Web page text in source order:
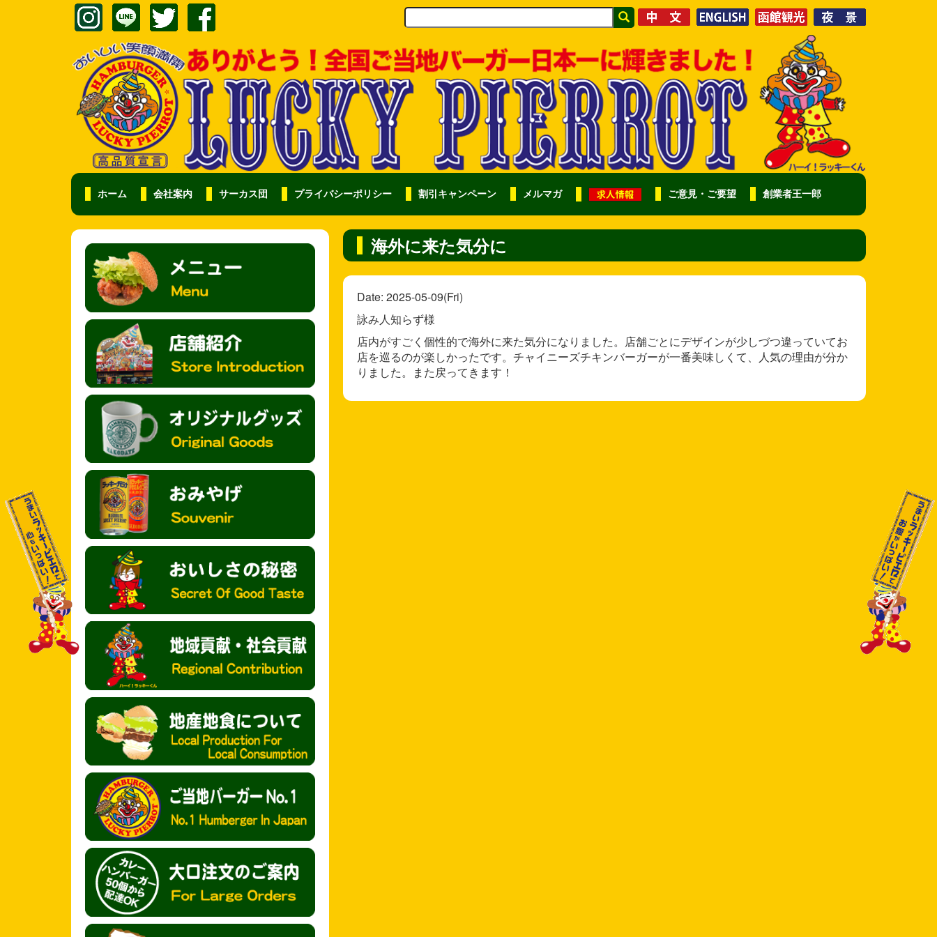
ホーム 会社案内 サーカス団 プライバシーポリシー 割引キャンペーン メルマガ ご意見・ご要望 創業者王一郎
海外に来た気分に
Date: 2025-05-09(Fri)
詠み人知らず様
店内がすごく個性的で海外に来た気分になりました。店舗ごとにデザインが少しづつ違っていてお
店を巡るのが楽しかったです。チャイニーズチキンバーガーが一番美味しくて、人気の理由が分か
りました。また戻ってきます！